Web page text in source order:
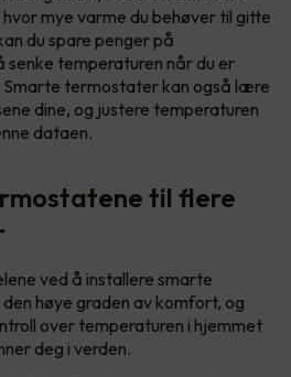
mye varme du behøver til gitte
du spare penger på
senke temperaturen når du er
Smarte termostater kan også lære
dine, og justere temperaturen
dataen.
til flere
ved å installere smarte
høye graden av komfort, og
over temperaturen i hjemmet
deg i verden.